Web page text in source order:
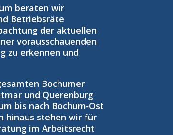
beraten wir
Betriebsräte
der aktuellen
vorausschauenden
zu erkennen und
Bochumer
und Querenburg
bis nach Bochum‑Ost
hinaus stehen wir für
im Arbeitsrecht